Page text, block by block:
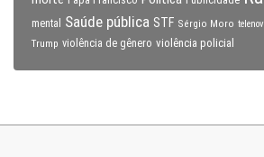
mental
Saúde pública STF Sérgio Moro
Trump violência de gênero violência policial